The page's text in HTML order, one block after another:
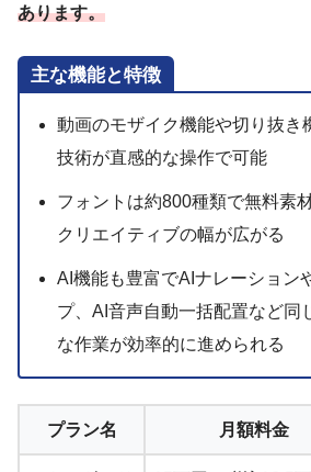
あります。
主な機能と特徴
動画のモザイク機能や切り抜き
技術が直感的な操作で可能
フォントは約800種類で無料素
クリエイティブの幅が広がる
AI機能も豊富でAIナレーション
プ、AI音声自動一括配置など同
な作業が効率的に進められる
プラン名 月額料金